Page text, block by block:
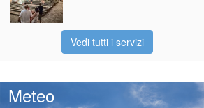
Vedi tutti i servizi
Meteo